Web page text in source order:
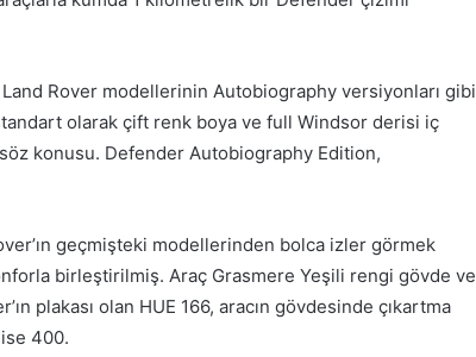
Rover modellerinin Autobiography versiyonları gibi
olarak çift renk boya ve full Windsor derisi iç
söz konusu. Defender Autobiography Edition,
geçmişteki modellerinden bolca izler görmek
birleştirilmiş. Araç Grasmere Yeşili rengi gövde ve
plakası olan HUE 166, aracın gövdesinde çıkartma
400.